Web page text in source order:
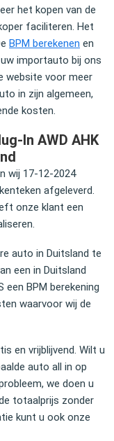
het kopen van de
faciliteren. Het
BPM berekenen en
importauto bij ons
website voor meer
in zijn algemeen,
kosten.
In AWD AHK
wij 17-12-2024
afgeleverd.
onze klant een
auto in Duitsland te
een in Duitsland
een BPM berekening
waarvoor wij de
en vrijblijvend. Wilt u
auto all in op
we doen u
totaalprijs zonder
kunt u ook onze